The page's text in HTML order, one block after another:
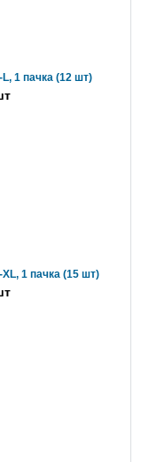
L, 1 пачка (12 шт)
1 пачка (15 шт)